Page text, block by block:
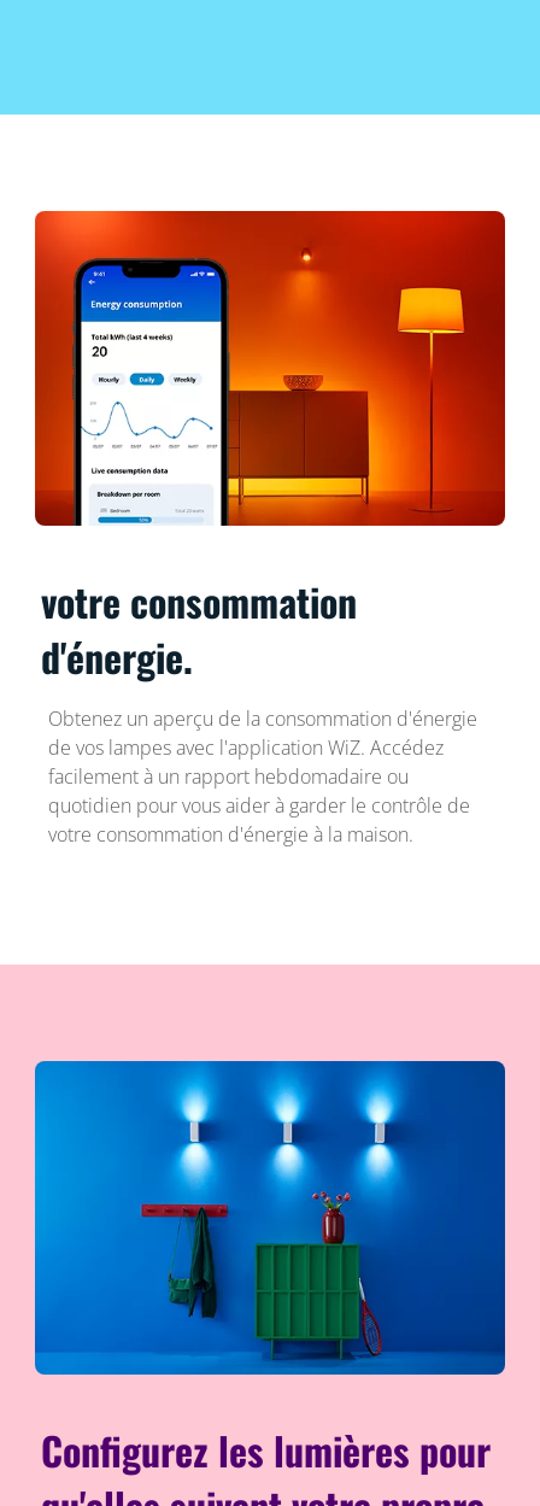
votre consommation
d'énergie.
Obtenez un aperçu de la consommation d'énergie
de vos lampes avec l'application WiZ. Accédez
facilement à un rapport hebdomadaire ou
quotidien pour vous aider à garder le contrôle de
votre consommation d'énergie à la maison.
Configurez les lumières pour